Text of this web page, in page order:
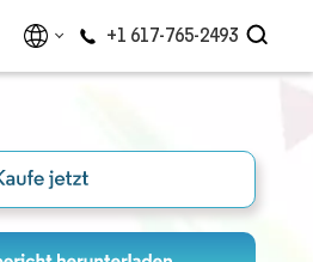
+1 617-765-2493